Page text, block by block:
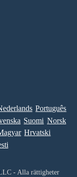
Português
Suomi Norsk
Hrvatski
- Alla rättigheter